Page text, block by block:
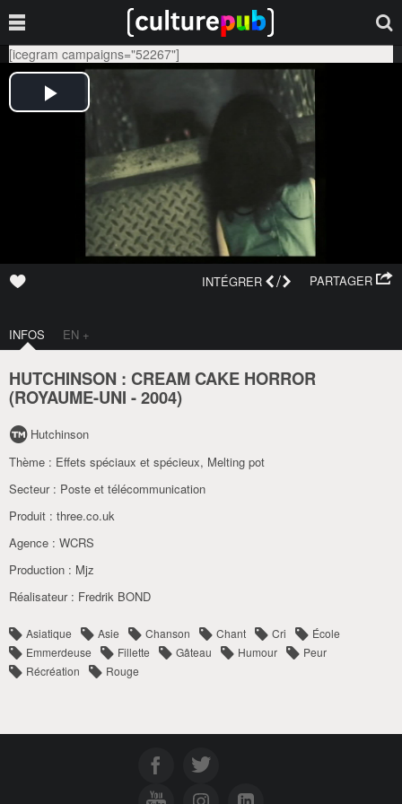
[icegram campaigns="52267"]
PARTAGER
INTÉGRER /
INFOS EN +
HUTCHINSON : CREAM CAKE HORROR
(ROYAUME-UNI -2004)
Hutchinson
Thème : Effets spéciaux et spécieux, Melting pot
Secteur : Poste et télécommunication
Produit : three.co.uk
Agence : WCRS
Production : Mjz
Réalisateur : Fredrik BOND
Asiatique Asie Chanson Chant Cri
École
Emmerdeuse
Fillette Gâteau Humour
Peur
Récréation
Rouge